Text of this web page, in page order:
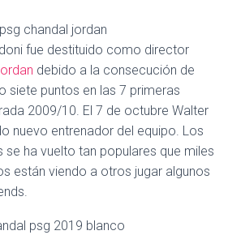
A
Ó
N
fue destituido como director
debido a la consecución de
siete puntos en las 7 primeras
2009/10. El 7 de octubre Walter
nuevo entrenador del equipo. Los
ha vuelto tan populares que miles
están viendo a otros jugar algunos